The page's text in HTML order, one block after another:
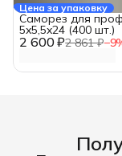
Цена за упаковку
2 600 ₽2 861 ₽−9
Саморез для
5x5,5x24 (400 шт.)